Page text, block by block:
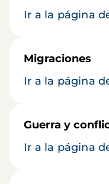
Ir a la página
Migraciones
Ir a la página
Guerra y
Ir a la página